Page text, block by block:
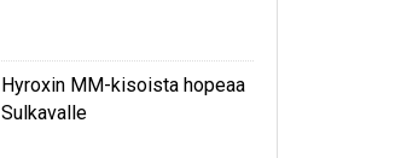
Hyroxin MM-kisoista hopeaa
Sulkavalle